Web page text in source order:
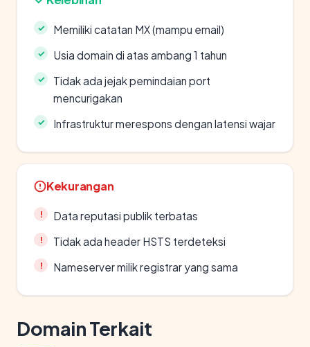
Memiliki catatan MX (mampu email)
Usia domain di atas ambang 1 tahun
Tidak ada jejak pemindaian port
mencurigakan
Infrastruktur merespons dengan latensi wajar
Kekurangan
Data reputasi publik terbatas
Tidak ada header HSTS terdeteksi
Nameserver milik registrar yang sama
Domain Terkait